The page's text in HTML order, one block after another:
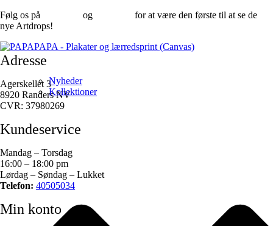
Nyheder
Kollektioner
Følg os på og
for at være den første til at se de
nye Artdrops!
Adresse
Agerskellet 3
8920 Randers NV
CVR: 37980269
Kundeservice
Mandag – Torsdag
16:00 – 18:00 pm
Lørdag – Søndag – Lukket
Telefon: 40505034
Min konto